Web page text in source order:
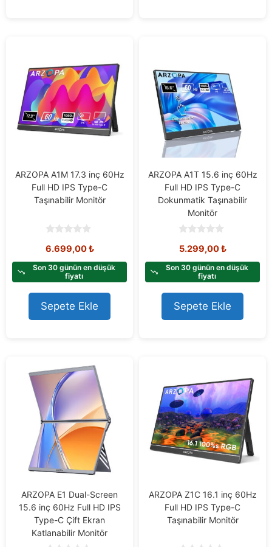
ARZOPA A1M 17.3 inç 60Hz
Full HD IPS Type-C
Taşınabilir Monitör
o
t
f
5
6.699,00₺
Son 30 günün en düşük
fiyatı
Sepete Ekle
ARZOPA A1T 15.6 inç 60Hz
Full HD IPS Type-C
Dokunmatik Taşınabilir
Monitör
o
t
f
5
5.299,00₺
Son 30 günün en düşük
fiyatı
Sepete Ekle
ARZOPA E1 Dual-Screen
15.6 inç 60Hz Full HD IPS
Type-C Çift Ekran
Katlanabilir Monitör
ARZOPA Z1C 16.1 inç 60Hz
Full HD IPS Type-C
Taşınabilir Monitör